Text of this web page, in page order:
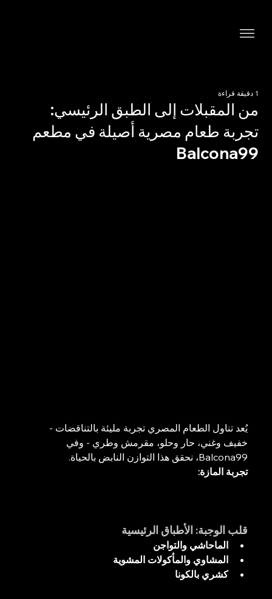
من المقبلات إلى الطبق الرئيسي:
تجربة طعام مصرية أصيلة في مطعم
Balcona99
1 دقيقة قراءة
يُعد تناول الطعام المصري تجربة مليئة بالتناقضات -
خفيف وغني، حار وحلو، مقرمش وطري - وفي
Balcona99، نحقق هذا التوازن النابض بالحياة.
تجربة المازة:
قلب الوجبة: الأطباق الرئيسية
الماحاشي والتواجن
المشاوي والمأكولات المشوية
كشري بالكونا